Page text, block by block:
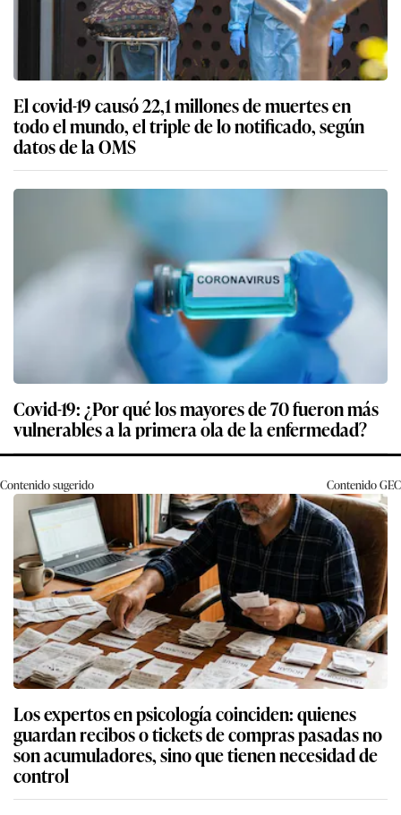
El covid-19 causó 22,1 millones de muertes en
todo el mundo, el triple de lo notificado, según
datos de la OMS
Covid-19: ¿Por qué los mayores de 70 fueron más
vulnerables a la primera ola de la enfermedad?
Contenido sugerido ContenidoGEC
Los expertos en psicología coinciden: quienes
guardan recibos o tickets de compras pasadas no
son acumuladores, sino que tienen necesidad de
control